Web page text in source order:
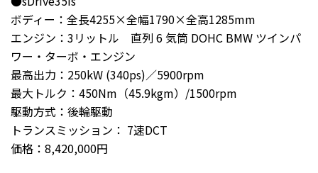
ボディー：全長4255×全幅1790×全高1285mm
エンジン：3リットル 直列 6 気筒 DOHC BMW ツインパ
ワー・ターボ・エンジン
最高出力：250kW (340ps)／5900rpm
最大トルク：450Nm（45.9kgm）/1500rpm
駆動方式：後輪駆動
トランスミッション： 7速DCT
価格：8,420,000円